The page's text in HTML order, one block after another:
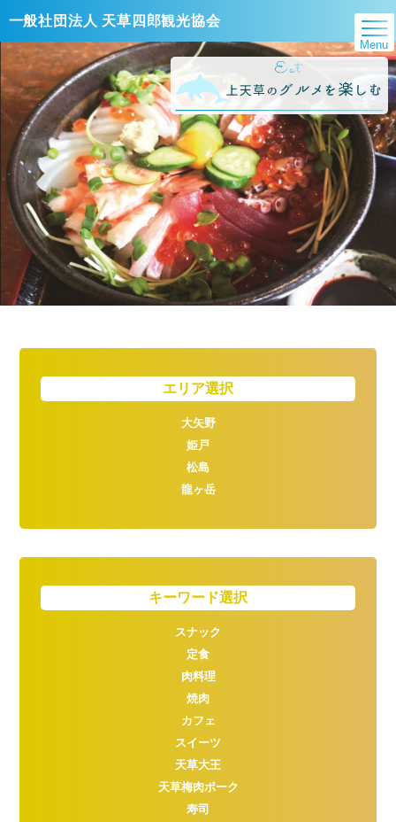
Menu
一般社団法人 天草四郎観光協会
エリア選択
大矢野
姫戸
松島
龍ヶ岳
キーワード選択
スナック
定食
肉料理
焼肉
カフェ
スイーツ
天草大王
天草梅肉ポーク
寿司